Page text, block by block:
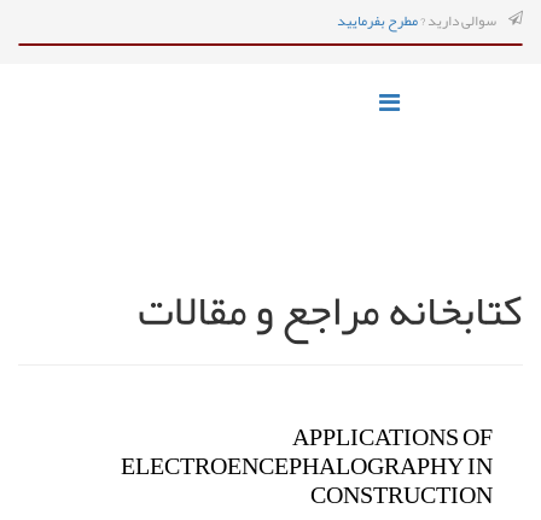
سوالی دارید ?مطرح بفرمایید
کتابخانه مراجع و مقالات
APPLICATIONS OF
ELECTROENCEPHALOGRAPHY IN
CONSTRUCTION